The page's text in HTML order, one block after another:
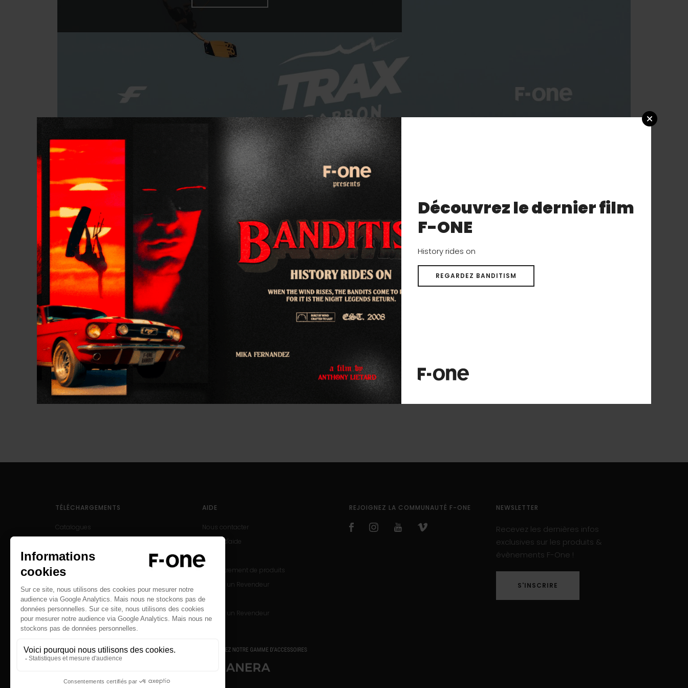
PARTAGER
TÉLÉCHARGEMENTS
Catalogues
Produits archivés
AIDE
Nous contacter
Centre d'aide
SAV
Enregistrement de produits
Trouver un Revendeur
Careers
Trouver un Revendeur
REJOIGNEZ LA COMMUNAUTÉ F-ONE NEWSLETTER
Recevez les dernières infos
exclusives sur les produits &
évènements F-One !
S'INSCRIRE
Découvrez le dernier film
F-ONE
History rides on
REGARDEZ BANDITISM